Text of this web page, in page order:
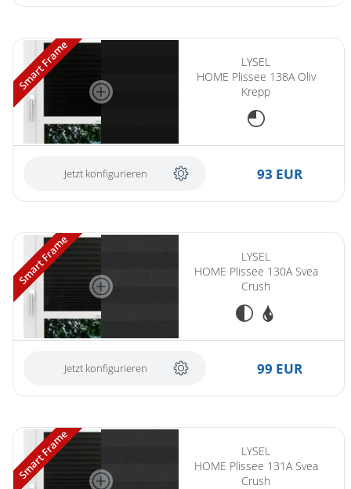
Smart Frame
LYSEL
HOME Plissee 138A Oliv
Krepp
Jetzt konfigurieren 93 EUR
Smart Frame
LYSEL
HOME Plissee 130A Svea
Crush
Jetzt konfigurieren 99 EUR
Smart Frame
LYSEL
HOME Plissee 131A Svea
Crush